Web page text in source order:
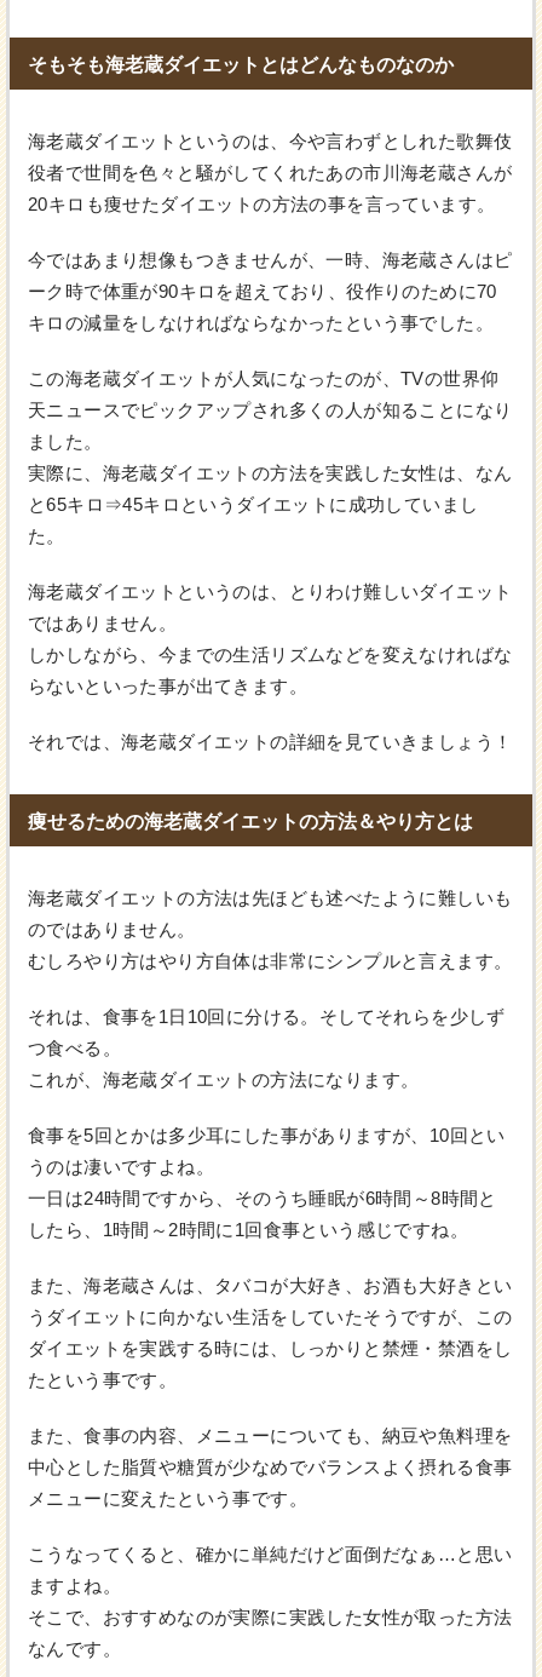
そもそも海老蔵ダイエットとはどんなものなのか
海老蔵ダイエットというのは、今や言わずとしれた歌舞伎
役者で世間を色々と騒がしてくれたあの市川海老蔵さんが
20キロも痩せたダイエットの方法の事を言っています。
今ではあまり想像もつきませんが、一時、海老蔵さんはピ
ーク時で体重が90キロを超えており、役作りのために70
キロの減量をしなければならなかったという事でした。
この海老蔵ダイエットが人気になったのが、TVの世界仰
天ニュースでピックアップされ多くの人が知ることになり
ました。
実際に、海老蔵ダイエットの方法を実践した女性は、なん
と65キロ⇒45キロというダイエットに成功していまし
た。
海老蔵ダイエットというのは、とりわけ難しいダイエット
ではありません。
しかしながら、今までの生活リズムなどを変えなければな
らないといった事が出てきます。
それでは、海老蔵ダイエットの詳細を見ていきましょう！
痩せるための海老蔵ダイエットの方法＆やり方とは
海老蔵ダイエットの方法は先ほども述べたように難しいも
のではありません。
むしろやり方はやり方自体は非常にシンプルと言えます。
それは、食事を1日10回に分ける。そしてそれらを少しず
つ食べる。
これが、海老蔵ダイエットの方法になります。
食事を5回とかは多少耳にした事がありますが、10回とい
うのは凄いですよね。
一日は24時間ですから、そのうち睡眠が6時間～8時間と
したら、1時間～2時間に1回食事という感じですね。
また、海老蔵さんは、タバコが大好き、お酒も大好きとい
うダイエットに向かない生活をしていたそうですが、この
ダイエットを実践する時には、しっかりと禁煙・禁酒をし
たという事です。
また、食事の内容、メニューについても、納豆や魚料理を
中心とした脂質や糖質が少なめでバランスよく摂れる食事
メニューに変えたという事です。
こうなってくると、確かに単純だけど面倒だなぁ…と思い
ますよね。
そこで、おすすめなのが実際に実践した女性が取った方法
なんです。